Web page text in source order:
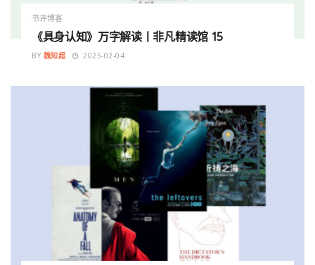
书评博客
《具身认知》万字解读丨非凡精读馆 15
BY 魏知超 2025-02-04